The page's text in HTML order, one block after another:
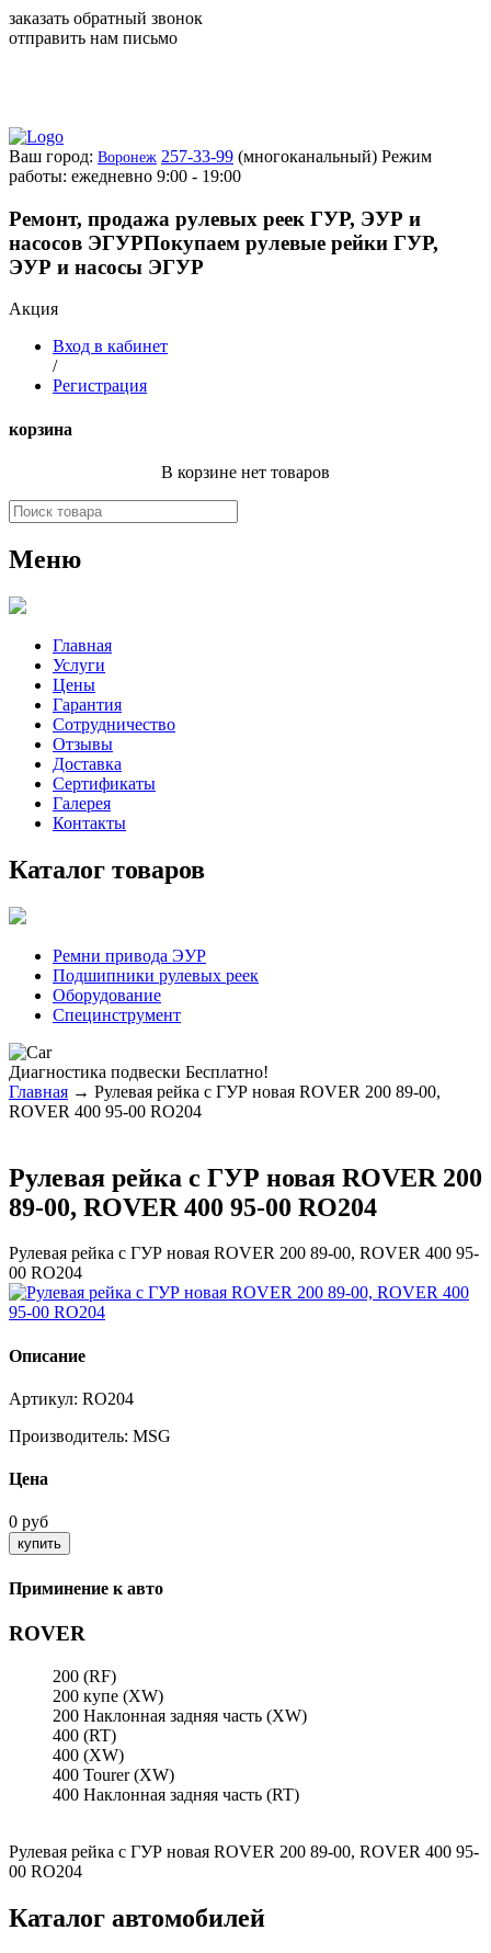
заказать обратный звонок
отправить нам письмо
Ваш город: Воронеж 257-33-99 (многоканальный) Режим
работы: ежедневно 9:00 - 19:00
Ремонт, продажа рулевых реек ГУР, ЭУР и
насосов ЭГУРПокупаем рулевые рейки ГУР,
ЭУР и насосы ЭГУР
Акция
Вход в кабинет
/
Регистрация
корзина
В корзине нет товаров
Меню
Главная
Услуги
Цены
Гарантия
Сотрудничество
Отзывы
Доставка
Сертификаты
Галерея
Контакты
Каталог товаров
Ремни привода ЭУР
Подшипники рулевых реек
Оборудование
Специнструмент
Диагностика подвески Бесплатно!
Главная → Рулевая рейка с ГУР новая ROVER 200 89-00,
ROVER 400 95-00 RO204
Рулевая рейка с ГУР новая ROVER 200
89-00, ROVER 400 95-00 RO204
Рулевая рейка с ГУР новая ROVER 200 89-00, ROVER 400 95-
00 RO204
Описание
Артикул: RO204
Производитель: MSG
Цена
0 руб
Приминение к авто
ROVER
200 (RF)
200 купе (XW)
200 Наклонная задняя часть (XW)
400 (RT)
400 (XW)
400 Tourer (XW)
400 Наклонная задняя часть (RT)
Рулевая рейка с ГУР новая ROVER 200 89-00, ROVER 400 95-
00 RO204
Каталог автомобилей